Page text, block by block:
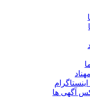
آگهی ها